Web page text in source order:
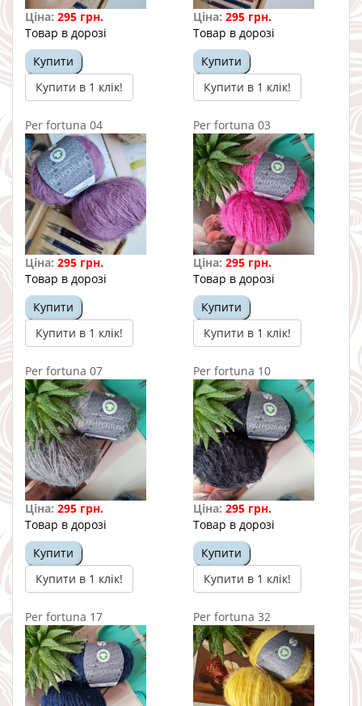
Ціна: 295 грн.
Товар в дорозі
Купити
Купити в 1 клік!
Ціна: 295 грн.
Товар в дорозі
Купити
Купити в 1 клік!
Per fortuna 04
Ціна: 295 грн.
Товар в дорозі
Купити
Купити в 1 клік!
Per fortuna 03
Ціна: 295 грн.
Товар в дорозі
Купити
Купити в 1 клік!
Per fortuna 07
Ціна: 295 грн.
Товар в дорозі
Купити
Купити в 1 клік!
Per fortuna 10
Ціна: 295 грн.
Товар в дорозі
Купити
Купити в 1 клік!
Per fortuna 17 Per fortuna 32